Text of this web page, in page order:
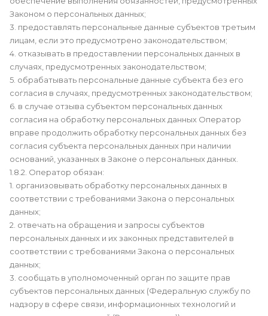
Законом о персональных данных;
3. предоставлять персональные данные субъектов третьим
лицам, если это предусмотрено законодательством;
4. отказывать в предоставлении персональных данных в
случаях, предусмотренных законодательством;
5. обрабатывать персональные данные субъекта без его
согласия в случаях, предусмотренных законодательством;
6. в случае отзыва субъектом персональных данных
согласия на обработку персональных данных Оператор
вправе продолжить обработку персональных данных без
согласия субъекта персональных данных при наличии
оснований, указанных в Законе о персональных данных.
1.8.2. Оператор обязан:
1. организовывать обработку персональных данных в
соответствии с требованиями Закона о персональных
данных;
2. отвечать на обращения и запросы субъектов
персональных данных и их законных представителей в
соответствии с требованиями Закона о персональных
данных;
3. сообщать в уполномоченный орган по защите прав
субъектов персональных данных (Федеральную службу по
надзору в сфере связи, информационных технологий и